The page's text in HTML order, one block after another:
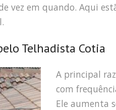
vez em quando. Aqui
Telhadista Cotia
A principal
com
Ele aumenta